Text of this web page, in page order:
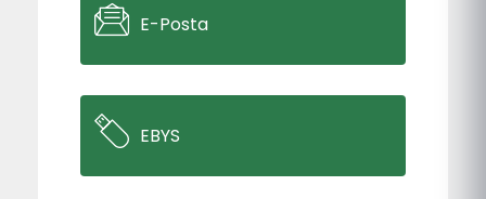
E-Posta
EBYS